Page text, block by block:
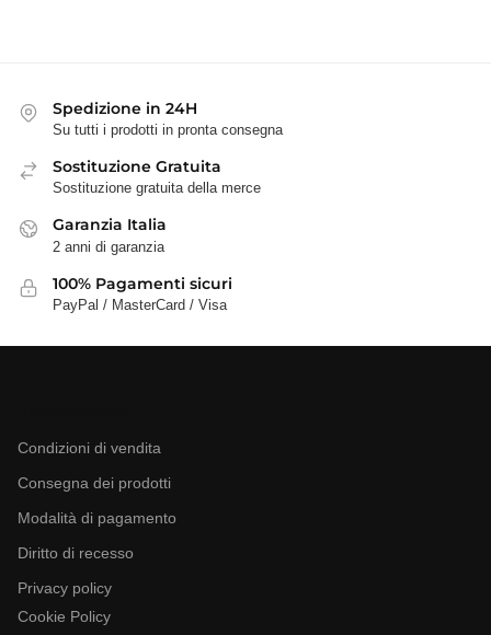
Spedizione in 24H
Su tutti i prodotti in pronta consegna
Sostituzione Gratuita
Sostituzione gratuita della merce
Garanzia Italia
2 anni di garanzia
100% Pagamenti sicuri
PayPal / MasterCard / Visa
Condizioni di vendita
Consegna dei prodotti
Modalità di pagamento
Diritto di recesso
Privacy policy
Cookie Policy